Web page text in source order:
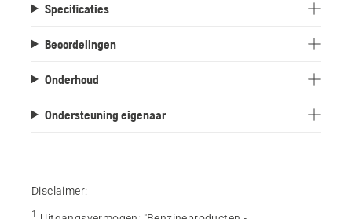
Specificaties
Beoordelingen
Onderhoud
Ondersteuning eigenaar
Disclaimer:
1